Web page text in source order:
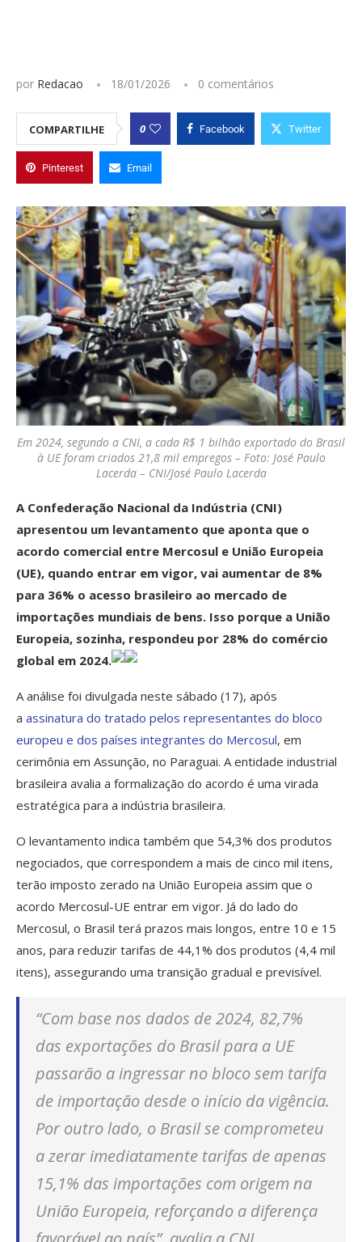
por Redacao 18/01/2026 0 comentários
COMPARTILHE 0 Facebook Twitter
Pinterest Email
Em 2024, segundo a CNI, a cada R$ 1 bilhão exportado do Brasil
à UE foram criados 21,8 mil empregos – Foto: José Paulo
Lacerda – CNI/José Paulo Lacerda
A Confederação Nacional da Indústria (CNI)
apresentou um levantamento que aponta que o
acordo comercial entre Mercosul e União Europeia
(UE), quando entrar em vigor, vai aumentar de 8%
para 36% o acesso brasileiro ao mercado de
importações mundiais de bens. Isso porque a União
Europeia, sozinha, respondeu por 28% do comércio
global em 2024.
A análise foi divulgada neste sábado (17), após
a assinatura do tratado pelos representantes do bloco
europeu e dos países integrantes do Mercosul, em
cerimônia em Assunção, no Paraguai. A entidade industrial
brasileira avalia a formalização do acordo é uma virada
estratégica para a indústria brasileira.
O levantamento indica também que 54,3% dos produtos
negociados, que correspondem a mais de cinco mil itens,
terão imposto zerado na União Europeia assim que o
acordo Mercosul-UE entrar em vigor. Já do lado do
Mercosul, o Brasil terá prazos mais longos, entre 10 e 15
anos, para reduzir tarifas de 44,1% dos produtos (4,4 mil
itens), assegurando uma transição gradual e previsível.
“Com base nos dados de 2024, 82,7%
das exportações do Brasil para a UE
passarão a ingressar no bloco sem tarifa
de importação desde o início da vigência.
Por outro lado, o Brasil se comprometeu
a zerar imediatamente tarifas de apenas
15,1% das importações com origem na
União Europeia, reforçando a diferença